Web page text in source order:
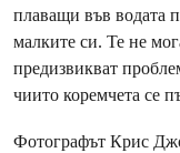
плаващи във водата
малките си. Те не
предизвикват
чиито коремчета се
Фотографът Крис